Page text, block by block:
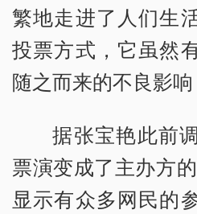
繁地走进了人们生
投票方式，它虽然
随之而来的不良影响
据张宝艳此前
票演变成了主办方
显示有众多网民的